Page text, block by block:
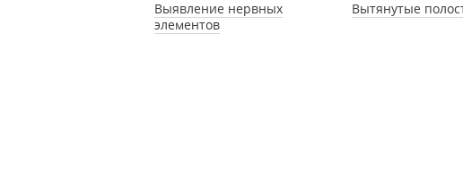
Выявление нервных
элементов
Вытянутые